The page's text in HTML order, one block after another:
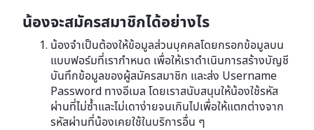
น้องจะสมัครสมาชิกได้อย่างไร
น้องจำเป็นต้องให้ข้อมูลส่วนบุคคลโดยกรอกข้อมูลบน
แบบฟอร์มที่เรากำหนด เพื่อให้เราดำเนินการสร้างบัญชี
บันทึกข้อมูลของผู้สมัครสมาชิก และส่ง Username
Password ทางอีเมล โดยเราสนับสนุนให้น้องใช้รหัส
ผ่านที่ไม่ซ้ำและไม่เดาง่ายจนเกินไปเพื่อให้แตกต่างจาก
รหัสผ่านที่น้องเคยใช้ในบริการอื่น ๆ